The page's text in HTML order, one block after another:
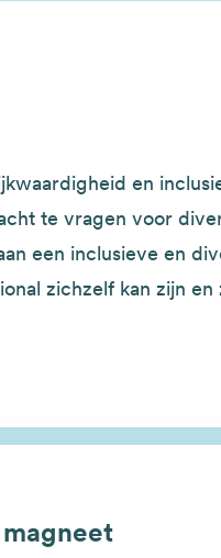
en
te vragen voor
een inclusieve en
zichzelf kan zijn en